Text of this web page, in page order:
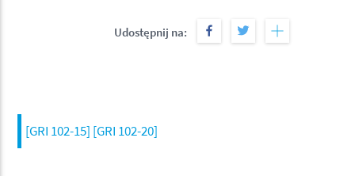
Udostępnij na:
[GRI 102-15] [GRI 102-20]